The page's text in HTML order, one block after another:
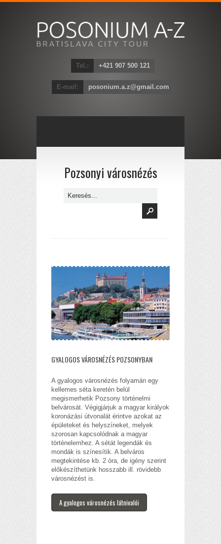
Tel.: +421 907 500 121
E-mail: posonium.a.z@gmail.com
Pozsonyi városnézés
GYALOGOS VÁROSNÉZÉS POZSONYBAN
A gyalogos városnézés folyamán egy
kellemes séta keretén belül
megismerhetik Pozsony történelmi
belvárosát. Végigjárjuk a magyar királyok
koronázási útvonalát érintve azokat az
épületeket és helyszíneket, melyek
szorosan kapcsolódnak a magyar
történelemhez. A sétát legendák és
mondák is színesítik. A belváros
megtekintése kb. 2 óra, de igény szerint
előkészíthetünk hosszabb ill. rövidebb
városnézést is.
A gyalogos városnézés látnivalói